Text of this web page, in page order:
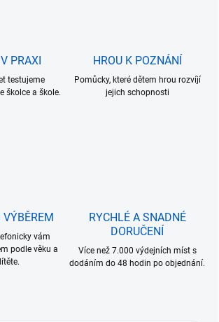
PRAXI
testujeme
školce a škole.
HROU K POZNÁNÍ
Pomůcky, které dětem hrou rozvíjí
jejich schopnosti
vám
podle věku a
RYCHLÉ A SNADNÉ
DORUČENÍ
Více než 7.000 výdejních míst s
dodáním do 48 hodin po objednání.